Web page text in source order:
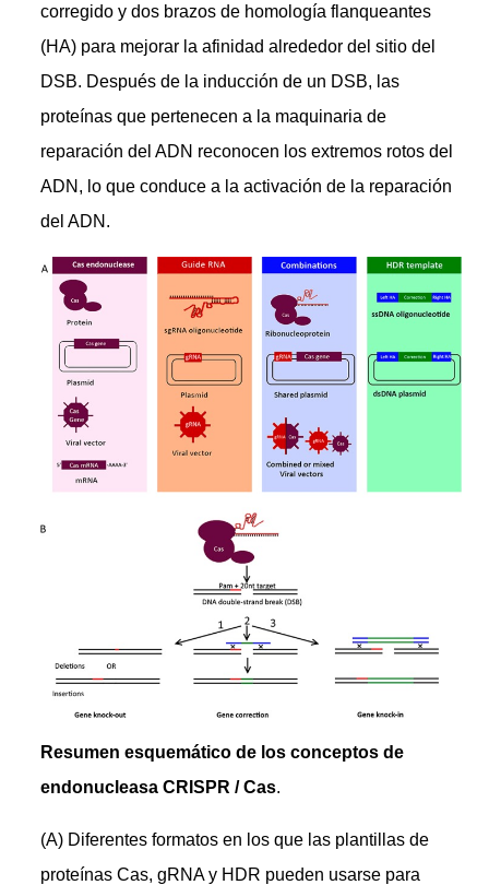
corregido y dos brazos de homología flanqueantes
(HA) para mejorar la afinidad alrededor del sitio del
DSB. Después de la inducción de un DSB, las
proteínas que pertenecen a la maquinaria de
reparación del ADN reconocen los extremos rotos del
ADN, lo que conduce a la activación de la reparación
del ADN.
Resumen esquemático de los conceptos de
endonucleasa CRISPR / Cas.
(A) Diferentes formatos en los que las plantillas de
proteínas Cas, gRNA y HDR pueden usarse para